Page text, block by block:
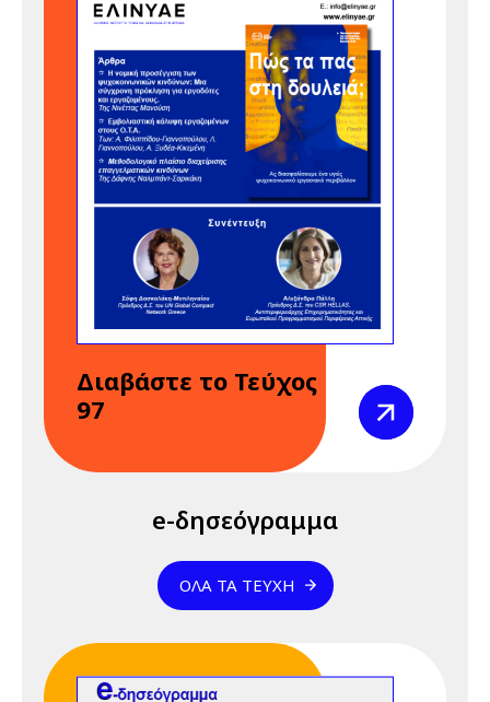
ομάδας", 15 & 17
Απριλίου 2026
23 Απριλίου 2026
05:00 pm - 12:00 am
Διαδικτυακό
(webinar)
"Κανονισμός
REACH" 23 & 24
Απριλίου 2026
24 Απριλίου 2026
Παρασκευή
Σεμινάριο
(webinar)
"Κανονισμός
REACH" 23 & 24
28 Απριλίου 2026
01:01 am - 12:00 pm
28 Απριλίου -
Παγκόσμια
Ασφάλεια και την
Υγεία στην
Διαβάστε το Τεύχος
97
Προβολή
e-δησεόγραμμα
ΌΛΑ ΤΑ ΤΕΎΧΗ